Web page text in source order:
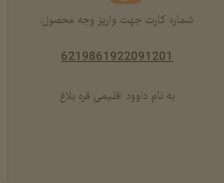
شماره کارت جهت واریز وجه محصول:
6219861922091201
به نام داوود اقلیمی قره بلاغ